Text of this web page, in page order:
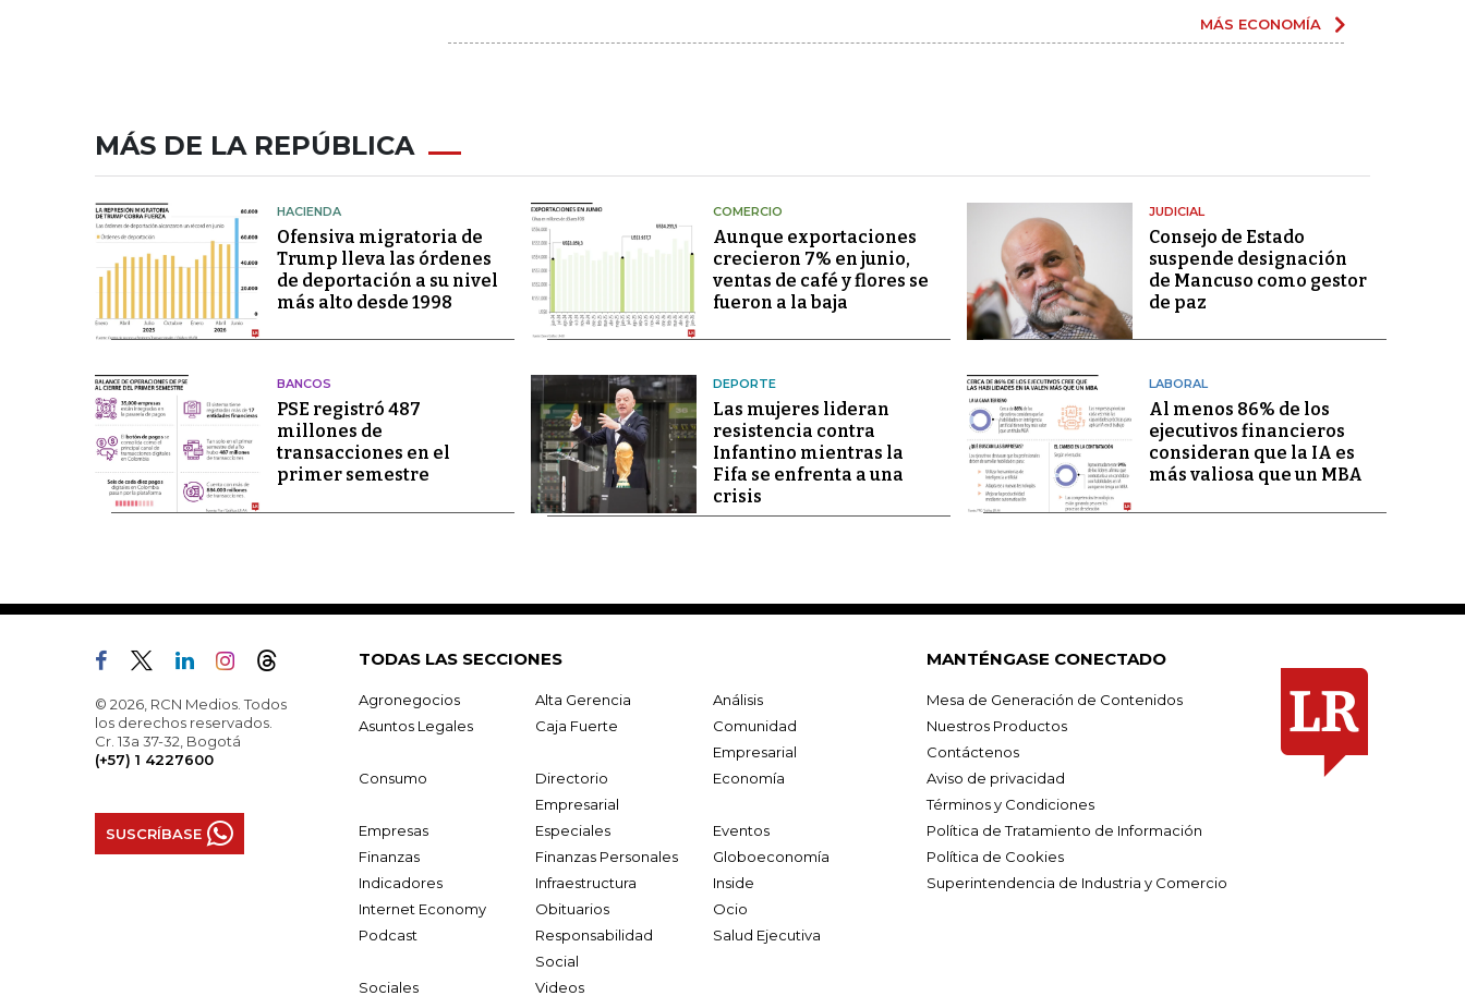
MÁS ECONOMÍA
MÁS DE LA REPÚBLICA
HACIENDA
Ofensiva migratoria de
Trump lleva las órdenes
de deportación a su nivel
más alto desde 1998
COMERCIO
Aunque exportaciones
crecieron 7% en junio,
ventas de café y flores se
fueron a la baja
JUDICIAL
Consejo de Estado
suspende designación
de Mancuso como gestor
de paz
BANCOS
PSE registró 487
millones de
transacciones en el
primer semestre
DEPORTE
Las mujeres lideran
resistencia contra
Infantino mientras la
Fifa se enfrenta a una
crisis
LABORAL
Al menos 86% de los
ejecutivos financieros
consideran que la IA es
más valiosa que un MBA
© 2026, RCN Medios. Todos
los derechos reservados.
Cr. 13a 37-32, Bogotá
(+57) 1 4227600
SUSCRÍBASE
TODAS LAS SECCIONES
Agronegocios Alta Gerencia
Análisis
Asuntos Legales
Caja Fuerte
Comunidad
Empresarial
Consumo
Directorio
Empresarial
Economía
Empresas Especiales
Eventos
Finanzas
Finanzas Personales
Globoeconomía
Indicadores
Infraestructura
Inside
Internet Economy
Obituarios
Ocio
Podcast
Responsabilidad
Social
Salud Ejecutiva
Sociales Videos
MANTÉNGASE CONECTADO
Mesa de Generación de Contenidos
Nuestros Productos
Contáctenos
Aviso de privacidad
Términos y Condiciones
Política de Tratamiento de Información
Política de Cookies
Superintendencia de Industria y Comercio